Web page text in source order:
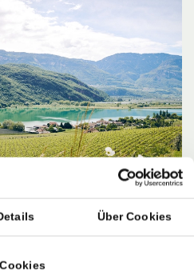
Über Cookies